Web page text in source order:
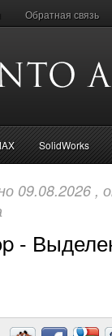
Обратная связь
SolidWorks
09.08.2026 ,
-